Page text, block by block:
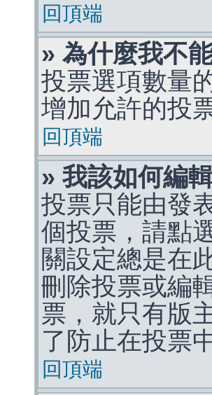
回頂端
» 為什麼我不
投票選項數量
增加允許的投
回頂端
» 我該如何編
投票只能由發
個投票，請點
關設定總是在
刪除投票或編
票，就只有版
了防止在投票
回頂端